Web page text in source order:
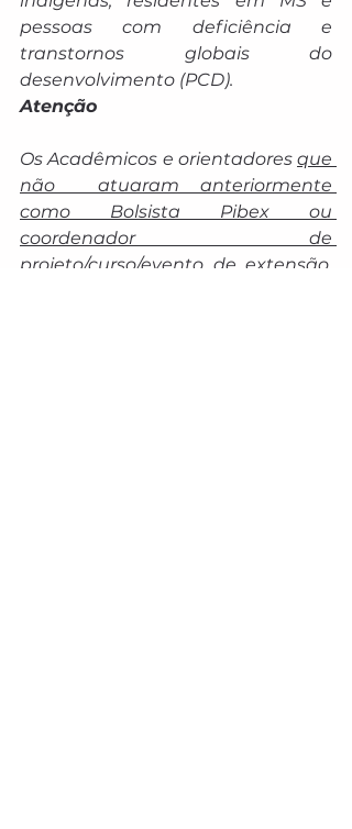
pessoas com deficiência e
transtornos globais do
desenvolvimento (PCD).
Atenção
Os Acadêmicos e orientadores que
não  atuaram anteriormente
como Bolsista Pibex ou
coordenador de
projeto/curso/evento de extensão